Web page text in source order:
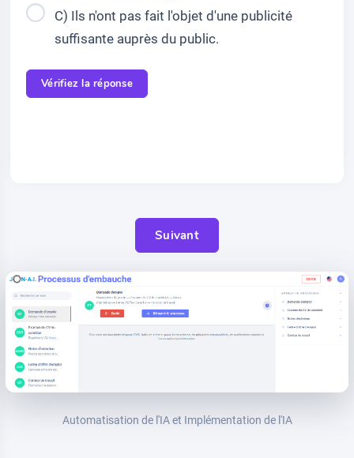
C) Ils n'ont pas fait l'objet d'une publicité
suffisante auprès du public.
Vérifiez la réponse
Suivant
Automatisation de l'IA et Implémentation de l'IA